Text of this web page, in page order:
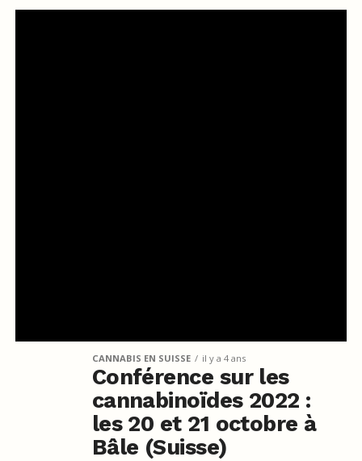
CANNABIS EN SUISSE il y a 4 ans
Conférence sur les
cannabinoïdes 2022 :
les 20 et 21 octobre à
Bâle (Suisse)